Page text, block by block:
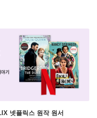
넷플릭스 원작 원서